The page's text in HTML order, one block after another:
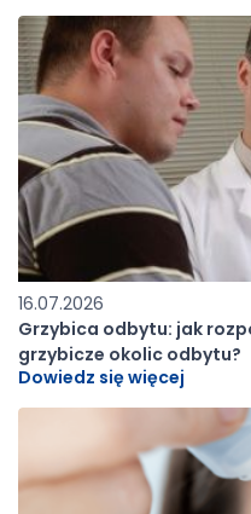
16.07.2026
Grzybica odbytu: jak
grzybicze okolic odbytu?
Dowiedz się więcej